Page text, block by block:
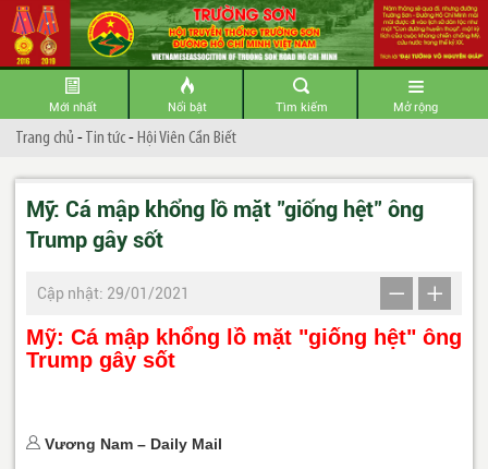
Mới nhất Nổi bật Tìm kiếm Mở rộng
Trang chủ -Tin tức- Hội Viên Cần Biết
Mỹ: Cá mập khổng lồ mặt "giống hệt" ông
Trump gây sốt
Cập nhật: 29/01/2021
Mỹ: Cá mập khổng lồ mặt "giống hệt" ông
Trump gây sốt
Vương Nam – Daily Mail